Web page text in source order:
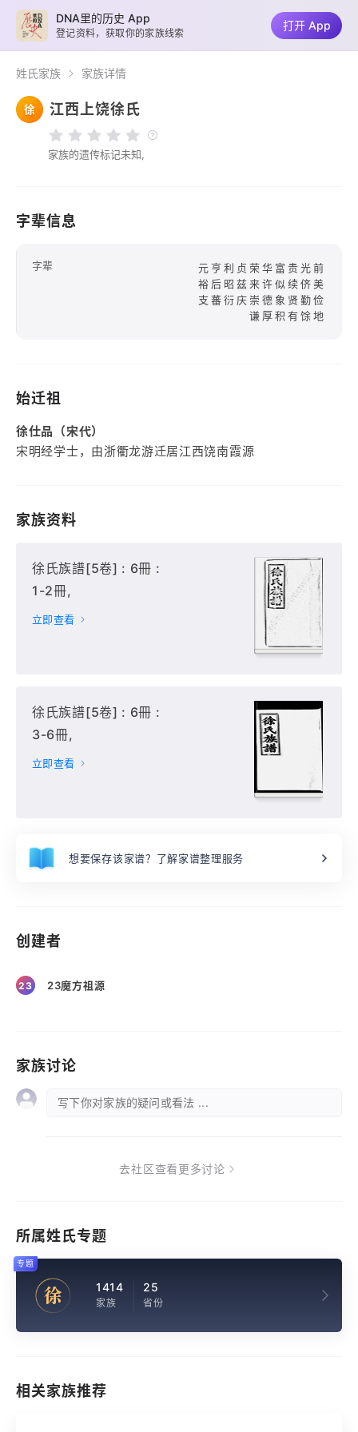
姓氏家族 家族详情
徐 江西上饶徐氏
家族的遗传标记未知,
字辈信息
字辈
元亨利贞荣华富贵光前
裕后昭兹来许似续侪美
支蕃衍庆崇德象贤勤俭
谦厚积有馀地
始迁祖
徐仕品（宋代）
宋明经学士，由浙衢龙游迁居江西饶南霞源
家族资料
徐氏族譜[5卷] : 6冊 :
1-2冊,
立即查看
徐氏族譜[5卷] : 6冊 :
3-6冊,
立即查看
想要保存该家谱？了解家谱整理服务
创建者
23 23魔方祖源
家族讨论
写下你对家族的疑问或看法 ...
去社区查看更多讨论
所属姓氏专题
徐 1414
家族
25
省份
专题
相关家族推荐
DNA里的历史 App
登记资料，获取你的家族线索
打开 App